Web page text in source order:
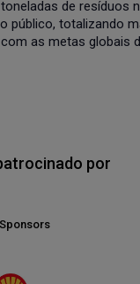
de
totalizando
as metas globais
por